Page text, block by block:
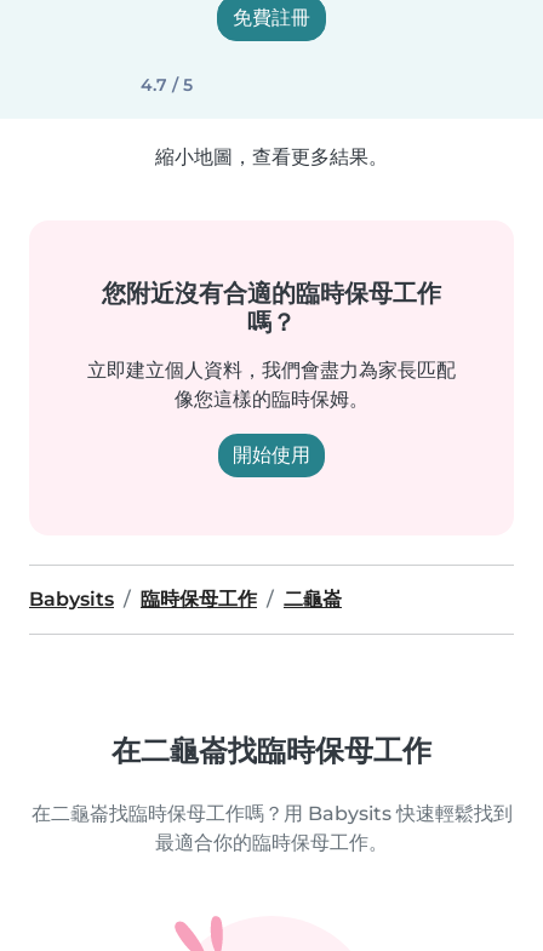
免費註冊
4.7 / 5
縮小地圖，查看更多結果。
您附近沒有合適的臨時保母工作
嗎？
立即建立個人資料，我們會盡力為家長匹配
像您這樣的臨時保姆。
開始使用
Babysits 臨時保母工作 二龜崙
在二龜崙找臨時保母工作
在二龜崙找臨時保母工作嗎？用 Babysits 快速輕鬆找到
最適合你的臨時保母工作。